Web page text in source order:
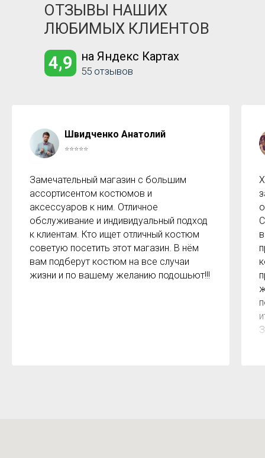
55 отзывов
на Яндекс Картах
4,9
ОТЗЫВЫ НАШИХ
ЛЮБИМЫХ КЛИЕНТОВ
Швидченко Анатолий
⭐⭐⭐⭐⭐
Замечательный магазин с большим
ассортисентом костюмов и
аксессуаров к ним. Отличное
обслуживание и индивидуальный подход
к клиентам. Кто ищет отличный костюм
советую посетить этот магазин. В нём
вам подберут костюм на все случаи
жизни и по вашему желанию подошьют!!!